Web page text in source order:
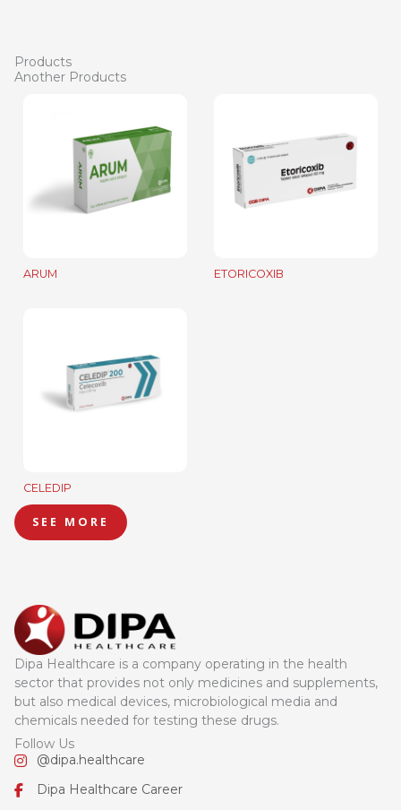
Products
Another Products
ARUM ETORICOXIB
CELEDIP
SEE MORE
Dipa Healthcare is a company operating in the health
sector that provides not only medicines and supplements,
but also medical devices, microbiological media and
chemicals needed for testing these drugs.
Follow Us
@dipa.healthcare
Dipa Healthcare Career